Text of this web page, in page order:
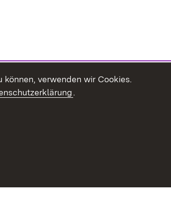
verwenden wir Cookies.
.